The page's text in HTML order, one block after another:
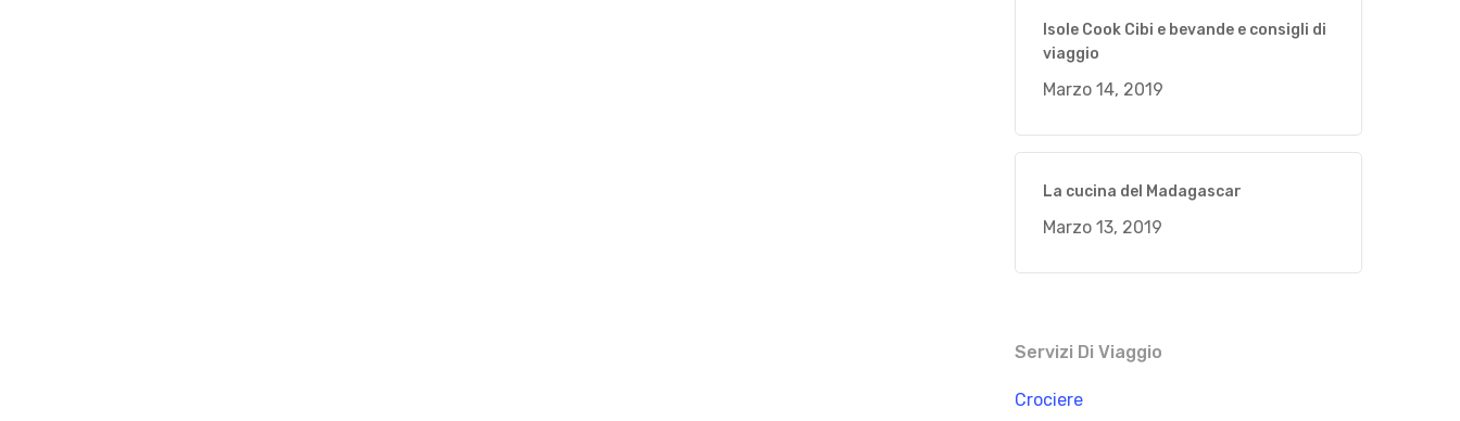
Isole Cook Cibi e bevande e consigli di
viaggio
Marzo 14, 2019
La cucina del Madagascar
Marzo 13, 2019
Servizi Di Viaggio
Crociere